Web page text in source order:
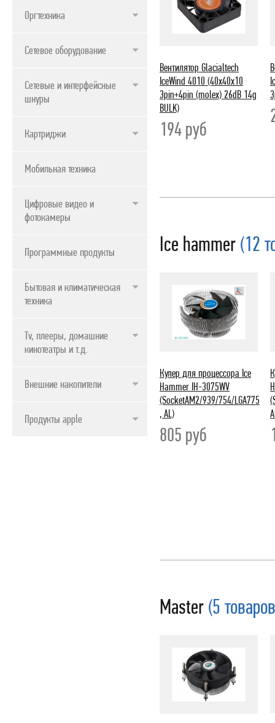
Оргтехника
Сетевое оборудование
Сетевые и интерфейсные
шнуры
Картриджи
Мобильная техника
Цифровые видео и
фотокамеры
Программные продукты
Бытовая и климатическая
техника
Tv, плееры, домашние
кинотеатры и т.д.
Внешние накопители
Продукты apple
Вентилятор Glacialtech
IceWind 4010 (40x40x10
3pin+4pin (molex) 26dB 14g
BULK)
194руб
Ice hammer (12
Кулер для процессора Ice
Hammer IH-3075WV
(SocketAM2/939/754/LGA775
, AL)
805 руб
Master (5